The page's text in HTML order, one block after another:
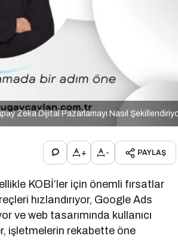
Zeka Dijital Pazarlamayı Nasıl
+ - PAYLAŞ
KOBİ’ler için önemli fırsatlar
hızlandırıyor, Google Ads
ve web tasarımında kullanıcı
işletmelerin rekabette öne